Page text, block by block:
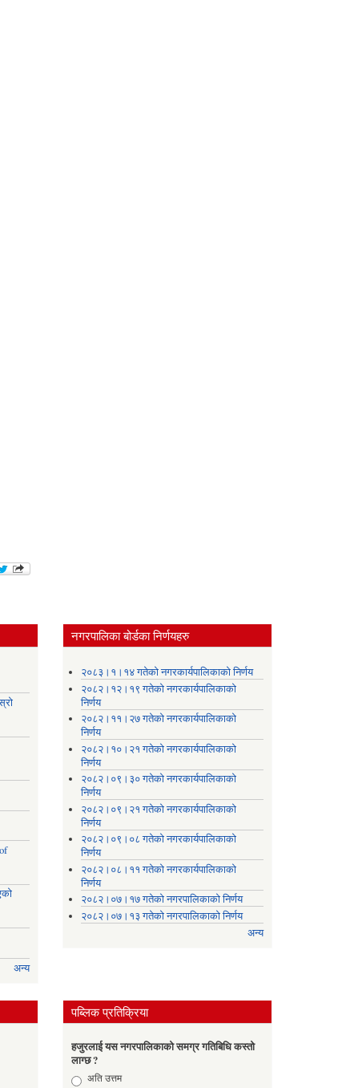
अन्य
नगरपालिका बोर्डका निर्णयहरु
२०८३।१।१४ गतेको नगरकार्यपालिकाको निर्णय
२०८२।१२।१९ गतेको नगरकार्यपालिकाको
निर्णय
२०८२।११।२७ गतेको नगरकार्यपालिकाको
निर्णय
२०८२।१०।२१ गतेको नगरकार्यपालिकाको
निर्णय
२०८२।०९।३० गतेको नगरकार्यपालिकाको
निर्णय
२०८२।०९।२१ गतेको नगरकार्यपालिकाको
निर्णय
२०८२।०९।०८ गतेको नगरकार्यपालिकाको
निर्णय
२०८२।०८।११ गतेको नगरकार्यपालिकाको
निर्णय
२०८२।०७।१७ गतेको नगरपालिकाको निर्णय
२०८२।०७।१३ गतेको नगरपालिकाको निर्णय
अन्य
पब्लिक प्रतिक्रिया
हजुरलाई यस नगरपालिकाको समग्र गतिबिधि कस्तो
लाग्छ ?
Choicesअति उत्तम